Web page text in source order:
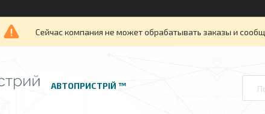
Сейчас компания не может обрабатывать заказы и
АВТОПРИСТРІЙ ™